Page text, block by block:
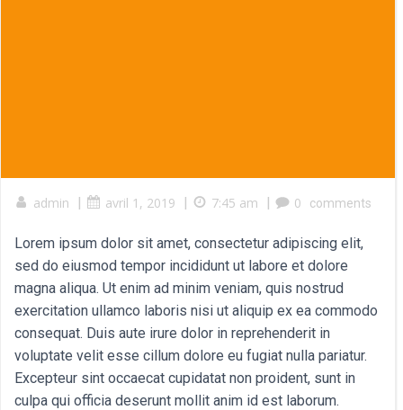
admin | avril 1, 2019 | 7:45 am | 0 comments
Lorem ipsum dolor sit amet, consectetur adipiscing elit,
sed do eiusmod tempor incididunt ut labore et dolore
magna aliqua. Ut enim ad minim veniam, quis nostrud
exercitation ullamco laboris nisi ut aliquip ex ea commodo
consequat. Duis aute irure dolor in reprehenderit in
voluptate velit esse cillum dolore eu fugiat nulla pariatur.
Excepteur sint occaecat cupidatat non proident, sunt in
culpa qui officia deserunt mollit anim id est laborum.